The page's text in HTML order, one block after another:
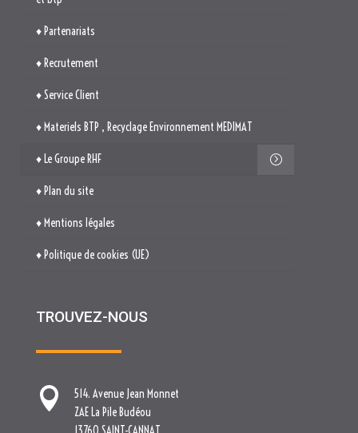
♦ Partenariats
♦ Recrutement
♦ Service Client
♦ Materiels BTP , Recyclage Environnement MEDIMAT
♦ Le Groupe RHF
♦ Plan du site
♦ Mentions légales
♦ Politique de cookies (UE)
TROUVEZ-NOUS

514. Avenue Jean Monnet
ZAE La Pile Budéou